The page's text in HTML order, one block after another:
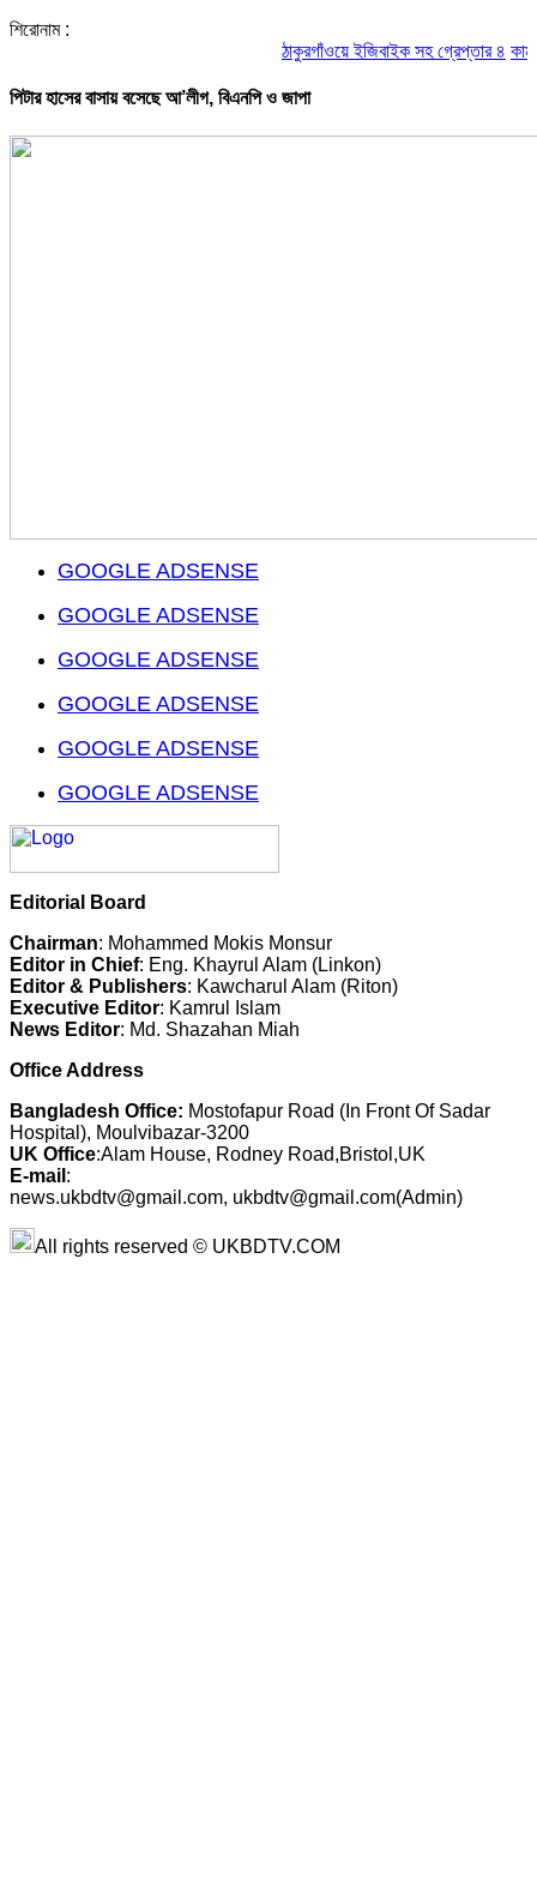
শিরোনাম :
ঠাকুরগাঁওয়ে ইজিবাইক সহ গ্রেপ্তার ৪
পিটার হাসের বাসায় বসেছে আ’লীগ, বিএনপি ও জাপা
GOOGLE ADSENSE
GOOGLE ADSENSE
GOOGLE ADSENSE
GOOGLE ADSENSE
GOOGLE ADSENSE
GOOGLE ADSENSE
Editorial Board
Chairman: Mohammed Mokis Monsur
Editor in Chief: Eng. Khayrul Alam (Linkon)
Editor & Publishers: Kawcharul Alam (Riton)
Executive Editor: Kamrul Islam
News Editor: Md. Shazahan Miah
Office Address
Bangladesh Office: Mostofapur Road (In Front Of Sadar
Hospital), Moulvibazar-3200
UK Office:Alam House, Rodney Road,Bristol,UK
E-mail :
news.ukbdtv@gmail.com, ukbdtv@gmail.com(Admin)
All rights reserved © UKBDTV.COM